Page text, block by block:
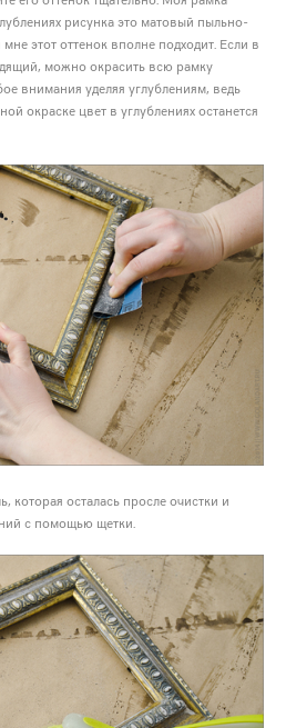
рисунка это матовый пыльно-
этот оттенок вполне подходит. Если в
можно окрасить всю рамку
внимания уделяя углублениям, ведь
окраске цвет в углублениях останется
которая осталась просле очистки и
с помощью щетки.